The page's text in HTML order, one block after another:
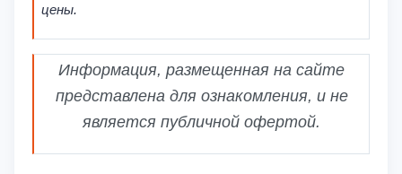
цены.
Информация, размещенная на сайте
представлена для ознакомления, и не
является публичной офертой.